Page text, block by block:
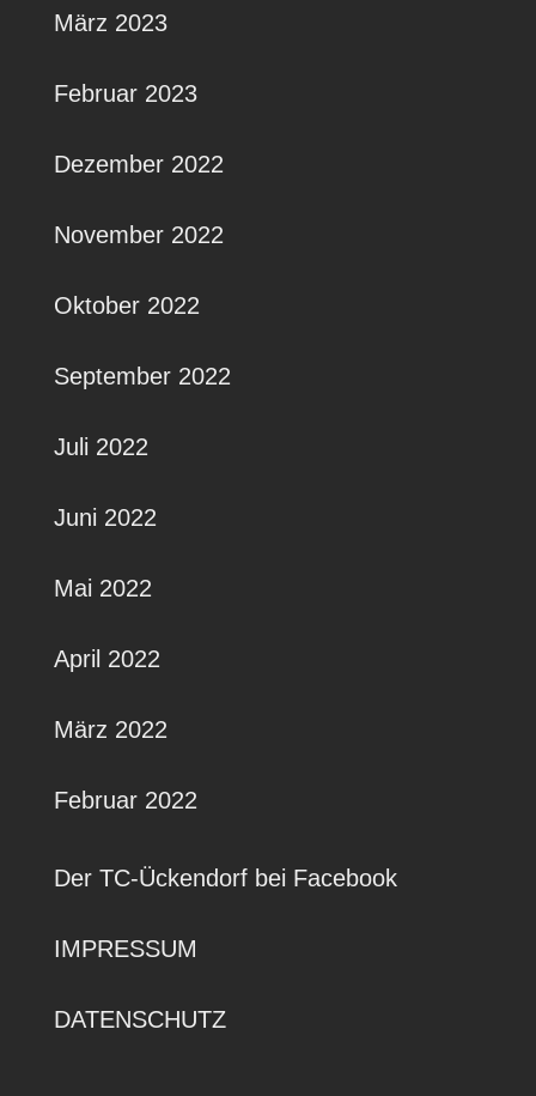
März 2023
Februar 2023
Dezember 2022
November 2022
Oktober 2022
September 2022
Juli 2022
Juni 2022
Mai 2022
April 2022
März 2022
Februar 2022
Der TC-Ückendorf bei Facebook
IMPRESSUM
DATENSCHUTZ